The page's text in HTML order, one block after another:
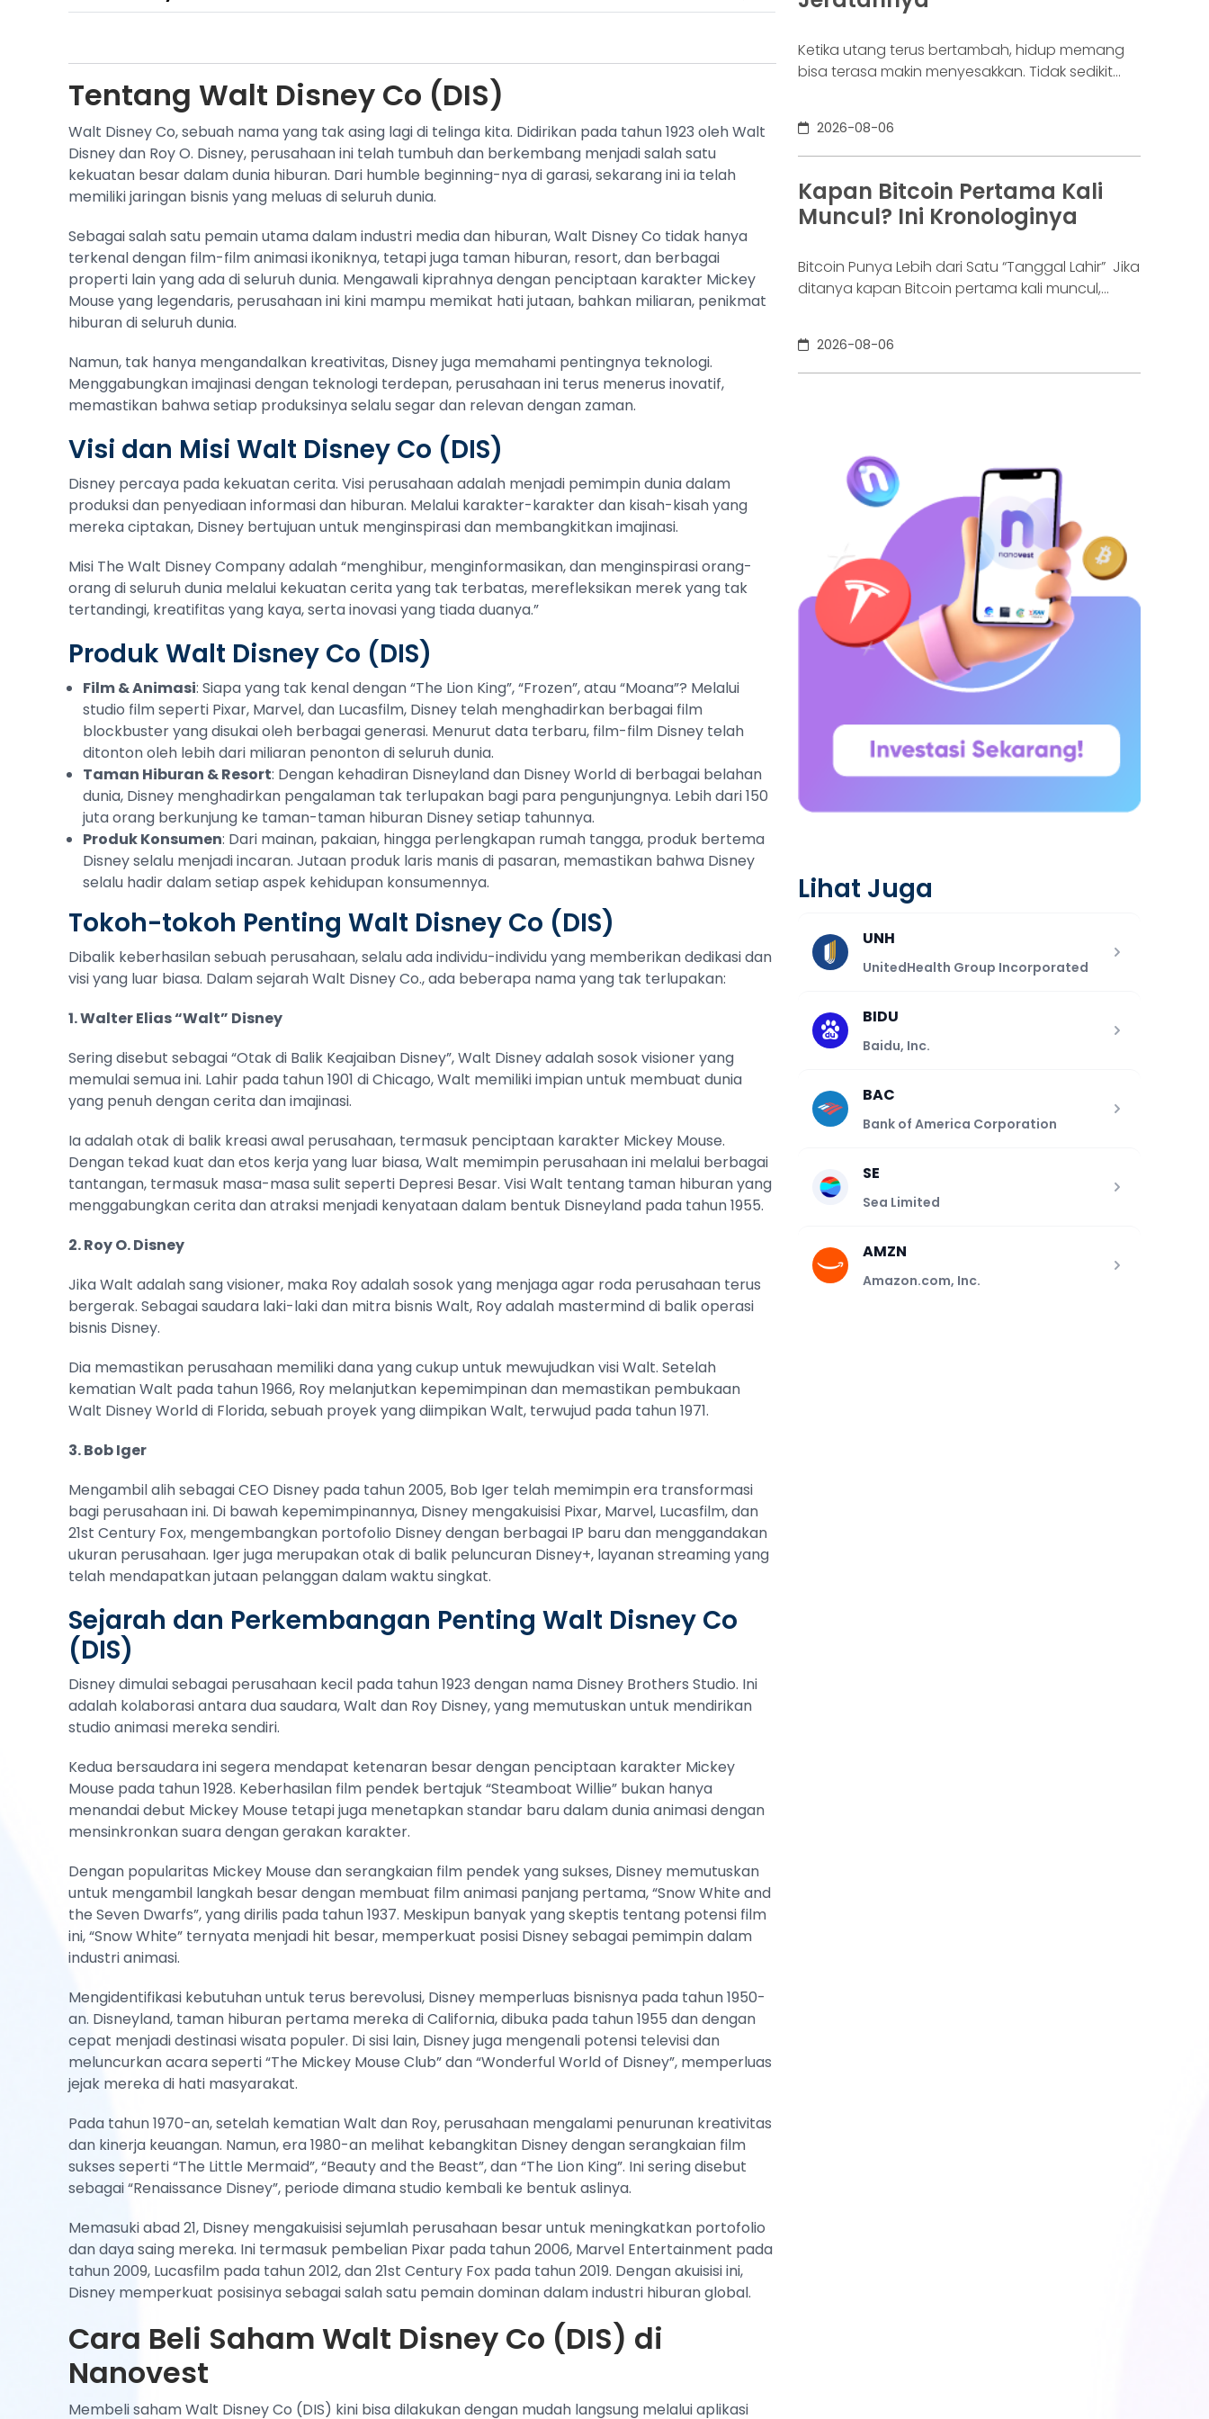
Tentang Walt Disney Co (DIS)
Walt Disney Co, sebuah nama yang tak asing lagi di telinga kita. Didirikan pada tahun 1923 oleh Walt
Disney dan Roy O. Disney, perusahaan ini telah tumbuh dan berkembang menjadi salah satu
kekuatan besar dalam dunia hiburan. Dari humble beginning-nya di garasi, sekarang ini ia telah
memiliki jaringan bisnis yang meluas di seluruh dunia.
Sebagai salah satu pemain utama dalam industri media dan hiburan, Walt Disney Co tidak hanya
terkenal dengan film-film animasi ikoniknya, tetapi juga taman hiburan, resort, dan berbagai
properti lain yang ada di seluruh dunia. Mengawali kiprahnya dengan penciptaan karakter Mickey
Mouse yang legendaris, perusahaan ini kini mampu memikat hati jutaan, bahkan miliaran, penikmat
hiburan di seluruh dunia.
Namun, tak hanya mengandalkan kreativitas, Disney juga memahami pentingnya teknologi.
Menggabungkan imajinasi dengan teknologi terdepan, perusahaan ini terus menerus inovatif,
memastikan bahwa setiap produksinya selalu segar dan relevan dengan zaman.
Visi dan Misi Walt Disney Co (DIS)
Disney percaya pada kekuatan cerita. Visi perusahaan adalah menjadi pemimpin dunia dalam
produksi dan penyediaan informasi dan hiburan. Melalui karakter-karakter dan kisah-kisah yang
mereka ciptakan, Disney bertujuan untuk menginspirasi dan membangkitkan imajinasi.
Misi The Walt Disney Company adalah “menghibur, menginformasikan, dan menginspirasi orang-
orang di seluruh dunia melalui kekuatan cerita yang tak terbatas, merefleksikan merek yang tak
tertandingi, kreatifitas yang kaya, serta inovasi yang tiada duanya.”
Produk Walt Disney Co (DIS)
Film & Animasi: Siapa yang tak kenal dengan “The Lion King”, “Frozen”, atau “Moana”? Melalui
studio film seperti Pixar, Marvel, dan Lucasfilm, Disney telah menghadirkan berbagai film
blockbuster yang disukai oleh berbagai generasi. Menurut data terbaru, film-film Disney telah
ditonton oleh lebih dari miliaran penonton di seluruh dunia.
Taman Hiburan & Resort: Dengan kehadiran Disneyland dan Disney World di berbagai belahan
dunia, Disney menghadirkan pengalaman tak terlupakan bagi para pengunjungnya. Lebih dari 150
juta orang berkunjung ke taman-taman hiburan Disney setiap tahunnya.
Produk Konsumen: Dari mainan, pakaian, hingga perlengkapan rumah tangga, produk bertema
Disney selalu menjadi incaran. Jutaan produk laris manis di pasaran, memastikan bahwa Disney
selalu hadir dalam setiap aspek kehidupan konsumennya.
Tokoh-tokoh Penting Walt Disney Co (DIS)
Dibalik keberhasilan sebuah perusahaan, selalu ada individu-individu yang memberikan dedikasi dan
visi yang luar biasa. Dalam sejarah Walt Disney Co., ada beberapa nama yang tak terlupakan:
1. Walter Elias “Walt” Disney
Sering disebut sebagai “Otak di Balik Keajaiban Disney”, Walt Disney adalah sosok visioner yang
memulai semua ini. Lahir pada tahun 1901 di Chicago, Walt memiliki impian untuk membuat dunia
yang penuh dengan cerita dan imajinasi.
Ia adalah otak di balik kreasi awal perusahaan, termasuk penciptaan karakter Mickey Mouse.
Dengan tekad kuat dan etos kerja yang luar biasa, Walt memimpin perusahaan ini melalui berbagai
tantangan, termasuk masa-masa sulit seperti Depresi Besar. Visi Walt tentang taman hiburan yang
menggabungkan cerita dan atraksi menjadi kenyataan dalam bentuk Disneyland pada tahun 1955.
2. Roy O. Disney
Jika Walt adalah sang visioner, maka Roy adalah sosok yang menjaga agar roda perusahaan terus
bergerak. Sebagai saudara laki-laki dan mitra bisnis Walt, Roy adalah mastermind di balik operasi
bisnis Disney.
Dia memastikan perusahaan memiliki dana yang cukup untuk mewujudkan visi Walt. Setelah
kematian Walt pada tahun 1966, Roy melanjutkan kepemimpinan dan memastikan pembukaan
Walt Disney World di Florida, sebuah proyek yang diimpikan Walt, terwujud pada tahun 1971.
3. Bob Iger
Mengambil alih sebagai CEO Disney pada tahun 2005, Bob Iger telah memimpin era transformasi
bagi perusahaan ini. Di bawah kepemimpinannya, Disney mengakuisisi Pixar, Marvel, Lucasfilm, dan
21st Century Fox, mengembangkan portofolio Disney dengan berbagai IP baru dan menggandakan
ukuran perusahaan. Iger juga merupakan otak di balik peluncuran Disney+, layanan streaming yang
telah mendapatkan jutaan pelanggan dalam waktu singkat.
Sejarah dan Perkembangan Penting Walt Disney Co
(DIS)
Disney dimulai sebagai perusahaan kecil pada tahun 1923 dengan nama Disney Brothers Studio. Ini
adalah kolaborasi antara dua saudara, Walt dan Roy Disney, yang memutuskan untuk mendirikan
studio animasi mereka sendiri.
Kedua bersaudara ini segera mendapat ketenaran besar dengan penciptaan karakter Mickey
Mouse pada tahun 1928. Keberhasilan film pendek bertajuk “Steamboat Willie” bukan hanya
menandai debut Mickey Mouse tetapi juga menetapkan standar baru dalam dunia animasi dengan
mensinkronkan suara dengan gerakan karakter.
Dengan popularitas Mickey Mouse dan serangkaian film pendek yang sukses, Disney memutuskan
untuk mengambil langkah besar dengan membuat film animasi panjang pertama, “Snow White and
the Seven Dwarfs”, yang dirilis pada tahun 1937. Meskipun banyak yang skeptis tentang potensi film
ini, “Snow White” ternyata menjadi hit besar, memperkuat posisi Disney sebagai pemimpin dalam
industri animasi.
Mengidentifikasi kebutuhan untuk terus berevolusi, Disney memperluas bisnisnya pada tahun 1950-
an. Disneyland, taman hiburan pertama mereka di California, dibuka pada tahun 1955 dan dengan
cepat menjadi destinasi wisata populer. Di sisi lain, Disney juga mengenali potensi televisi dan
meluncurkan acara seperti “The Mickey Mouse Club” dan “Wonderful World of Disney”, memperluas
jejak mereka di hati masyarakat.
Pada tahun 1970-an, setelah kematian Walt dan Roy, perusahaan mengalami penurunan kreativitas
dan kinerja keuangan. Namun, era 1980-an melihat kebangkitan Disney dengan serangkaian film
sukses seperti “The Little Mermaid”, “Beauty and the Beast”, dan “The Lion King”. Ini sering disebut
sebagai “Renaissance Disney”, periode dimana studio kembali ke bentuk aslinya.
Memasuki abad 21, Disney mengakuisisi sejumlah perusahaan besar untuk meningkatkan portofolio
dan daya saing mereka. Ini termasuk pembelian Pixar pada tahun 2006, Marvel Entertainment pada
tahun 2009, Lucasfilm pada tahun 2012, dan 21st Century Fox pada tahun 2019. Dengan akuisisi ini,
Disney memperkuat posisinya sebagai salah satu pemain dominan dalam industri hiburan global.
Cara Beli Saham Walt Disney Co (DIS) di
Nanovest
Membeli saham Walt Disney Co (DIS) kini bisa dilakukan dengan mudah langsung melalui aplikasi
Ketika utang terus bertambah, hidup memang
bisa terasa makin menyesakkan. Tidak sedikit
kewajibannya, kondisi yang kita kenal sebagai
gagal bayar. Ini bukan masalah segelintir orang.
Mengutip laporan OJK dari dataindonesia.id,
angka kredit macet di industri fintech tercatat
naik ke 4,38% per Januari
2026-08-06
Kapan Bitcoin Pertama Kali
Muncul? Ini Kronologinya
Bitcoin Punya Lebih dari Satu “Tanggal Lahir” Jika
ditanya kapan Bitcoin pertama kali muncul,
yang lain mengatakan 2009. Keduanya tidak
sepenuhnya salah. Bitcoin pertama kali
jaringannya baru benar-benar mulai beroperasi
2026-08-06
Lihat Juga
UNH
UnitedHealth Group Incorporated
BIDU
Baidu, Inc.
BAC
Bank of America Corporation
SE
Sea Limited
AMZN
Amazon.com, Inc.